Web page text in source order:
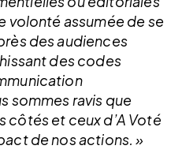
volonté assumée de se
des audiences
des codes
sommes ravis que
côtés et ceux d’A Voté
de nos actions. »